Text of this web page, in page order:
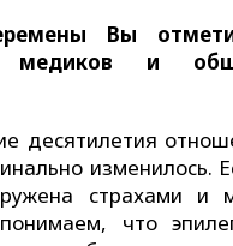
Вы
медиков и
десятилетия
изменилось.
страхами и
что